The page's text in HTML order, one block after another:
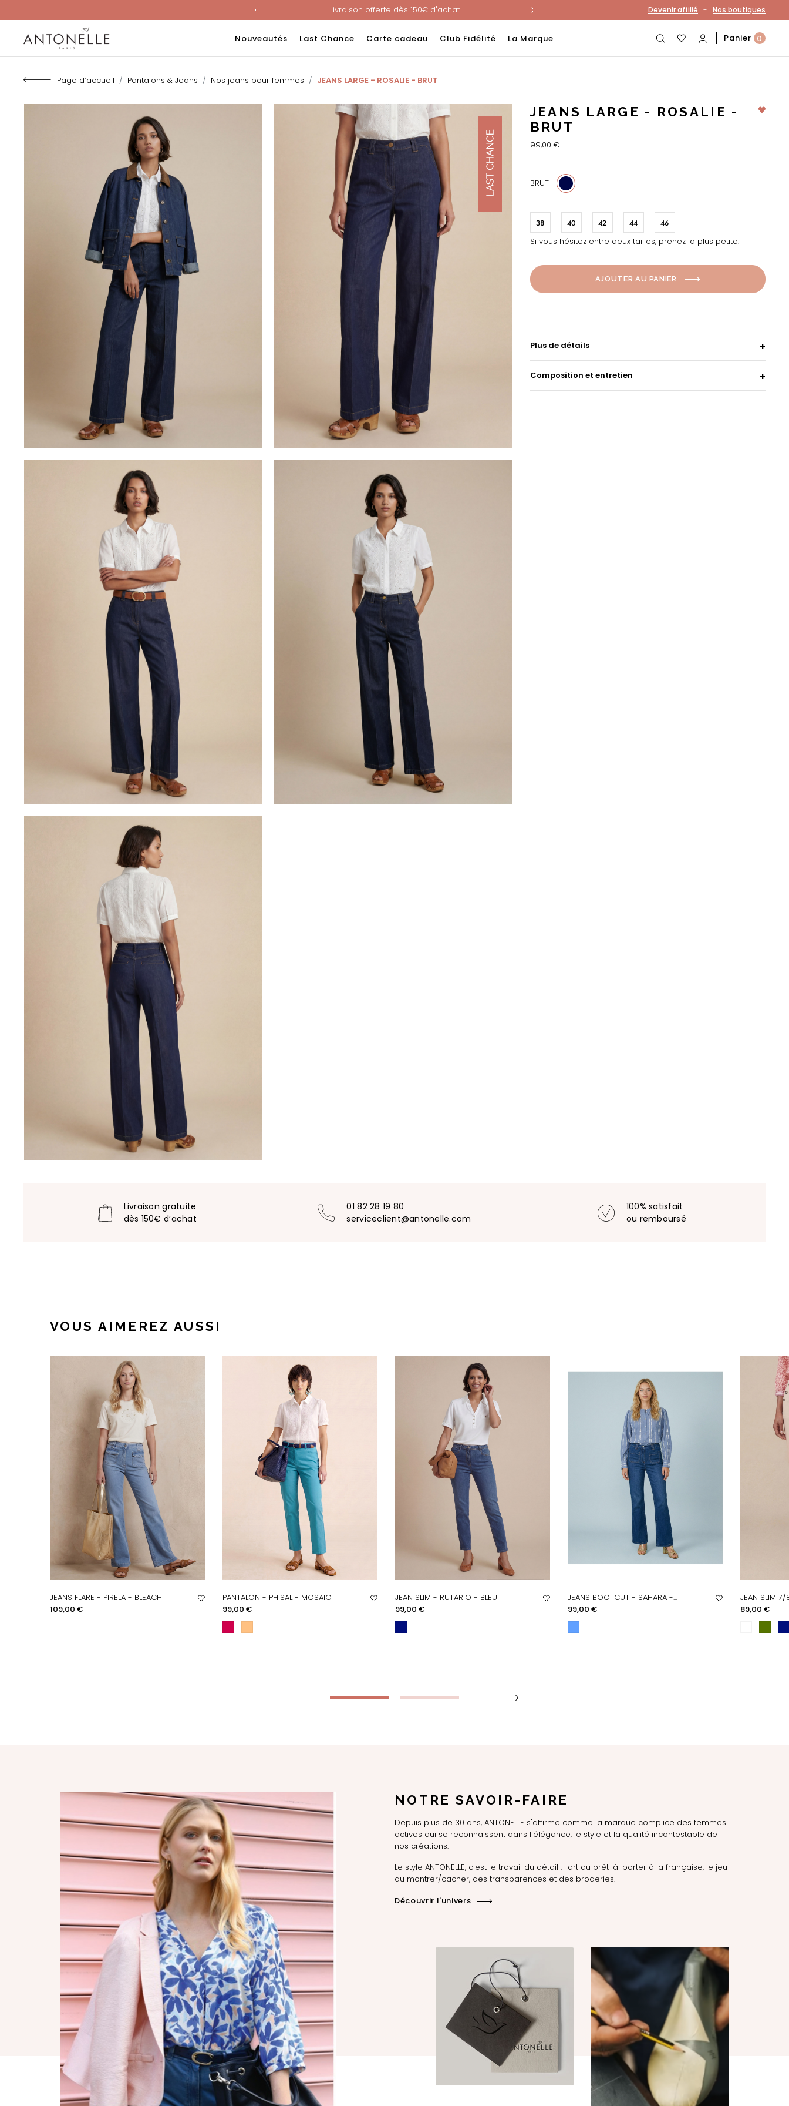
Livraison offerte dès 150€ d'achat
Nouveau ! Paiement en 3 ou 4 fois sans frais avec ALMA !
Livraison offerte dès 150€ d'achat
Nouveau ! Paiement en 3 ou 4 fois sans frais avec ALMA !
Devenir affilié - Nos boutiques
Nouveautés Last Chance Carte cadeau Club Fidélité La Marque Panier 0
Page d’accueil Pantalons & Jeans Nos jeans pour femmes JEANS LARGE - ROSALIE - BRUT
JEANS LARGE - ROSALIE -
BRUT
99,00 €
BRUT
38 40 42 44 46
Si vous hésitez entre deux tailles, prenez la plus petite.
AJOUTER AU PANIER
Plus de détails
Composition et entretien
Livraison gratuite
dès 150€ d’achat
01 82 28 19 80
serviceclient@antonelle.com
100% satisfait
ou remboursé
VOUS AIMEREZ AUSSI
JEANS FLARE - PIRELA - BLEACH
Prix
109,00 €
PANTALON - PHISAL - MOSAIC
Prix
99,00 €
JEAN SLIM - RUTARIO - BLEU
Prix
99,00 €
JEANS BOOTCUT - SAHARA -...
Prix
99,00 €
JEAN SLIM
Prix
89,00 €
NOTRE SAVOIR-FAIRE
Depuis plus de 30 ans, ANTONELLE s'affirme comme la marque complice des femmes
actives qui se reconnaissent dans l'élégance, le style et la qualité incontestable de
nos créations.
Le style ANTONELLE, c'est le travail du détail : l'art du prêt-à-porter à la française, le jeu
du montrer/cacher, des transparences et des broderies.
Découvrir l'univers